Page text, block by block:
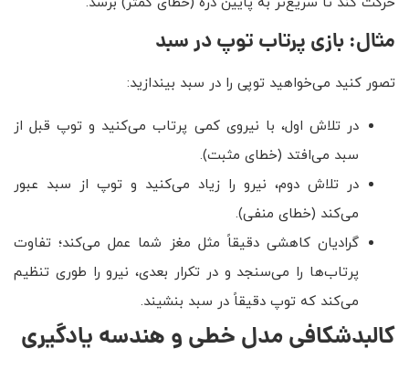
مثال: بازی پرتاب توپ در سبد
تصور کنید می‌خواهید توپی را در سبد بیندازید:
در تلاش اول، با نیروی کمی پرتاب می‌کنید و توپ قبل از
سبد می‌افتد (خطای مثبت).
در تلاش دوم، نیرو را زیاد می‌کنید و توپ از سبد عبور
می‌کند (خطای منفی).
گرادیان کاهشی دقیقاً مثل مغز شما عمل می‌کند؛ تفاوت
پرتاب‌ها را می‌سنجد و در تکرار بعدی، نیرو را طوری تنظیم
می‌کند که توپ دقیقاً در سبد بنشیند.
کالبدشکافی مدل خطی و هندسه یادگیری